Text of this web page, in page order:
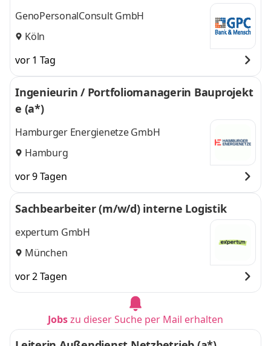
GenoPersonalConsult GmbH
Köln
vor 1 Tag
Ingenieurin / Portfoliomanagerin Bauprojekt
e (a*)
Hamburger Energienetze GmbH
Hamburg
vor 9 Tagen
Sachbearbeiter (m/w/d) interne Logistik
expertum GmbH
München
vor 2 Tagen
Jobszu dieser Suche per Mail erhalten